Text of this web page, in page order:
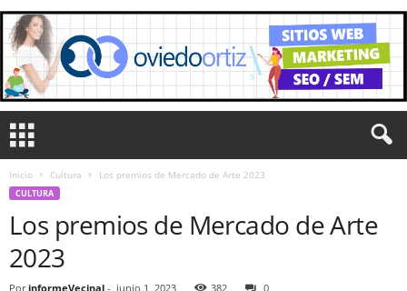
Inicio Cultura Los premios de Mercado de Arte 2023
CULTURA
Los premios de Mercado de Arte
2023
Por informeVecinal - junio 1, 2023 382 0